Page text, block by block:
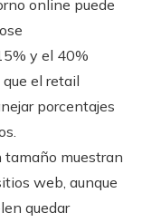
online puede
y el 40%
el retail
porcentajes
tamaño muestran
web, aunque
quedar